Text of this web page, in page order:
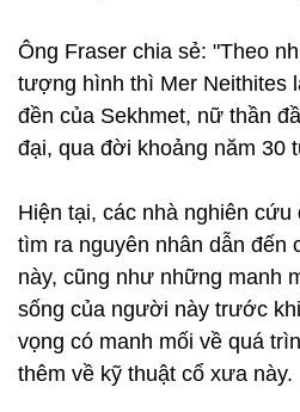
Ông Fraser chia sẻ: "Theo
tượng hình thì Mer Neithites
đền của Sekhmet, nữ thần
đại, qua đời khoảng năm 30
Hiện tại, các nhà nghiên cứu
tìm ra nguyên nhân dẫn đến
này, cũng như những manh
sống của người này trước
vọng có manh mối về quá
thêm về kỹ thuật cổ xưa này.